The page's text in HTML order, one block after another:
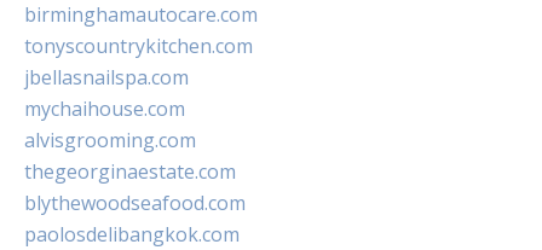
birminghamautocare.com
tonyscountrykitchen.com
jbellasnailspa.com
mychaihouse.com
alvisgrooming.com
thegeorginaestate.com
blythewoodseafood.com
paolosdelibangkok.com